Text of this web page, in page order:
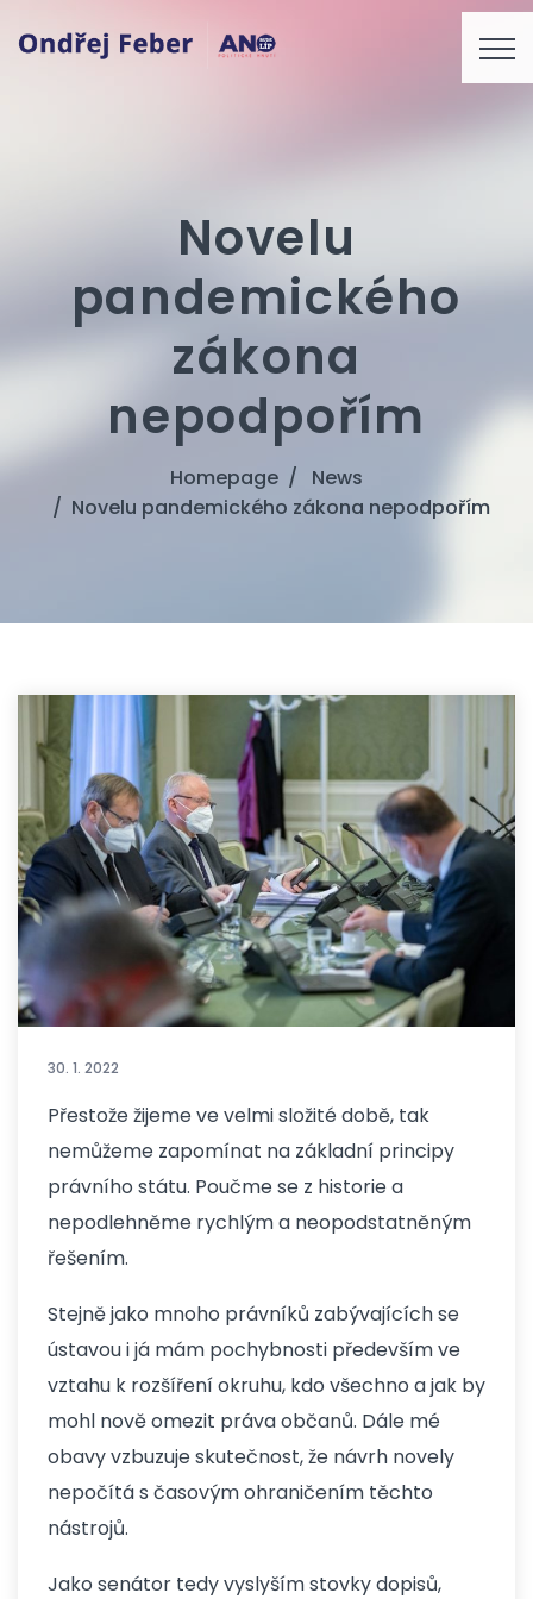
Novelu
pandemického
zákona
nepodpořím
Homepage
News
Novelu pandemického zákona nepodpořím
30. 1. 2022
Přestože žijeme ve velmi složité době, tak
nemůžeme zapomínat na základní principy
právního státu. Poučme se z historie a
nepodlehněme rychlým a neopodstatněným
řešením.
Stejně jako mnoho právníků zabývajících se
ústavou i já mám pochybnosti především ve
vztahu k rozšíření okruhu, kdo všechno a jak by
mohl nově omezit práva občanů. Dále mé
obavy vzbuzuje skutečnost, že návrh novely
nepočítá s časovým ohraničením těchto
nástrojů.
Jako senátor tedy vyslyším stovky dopisů,